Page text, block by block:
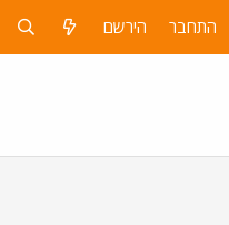
התחבר הירשם